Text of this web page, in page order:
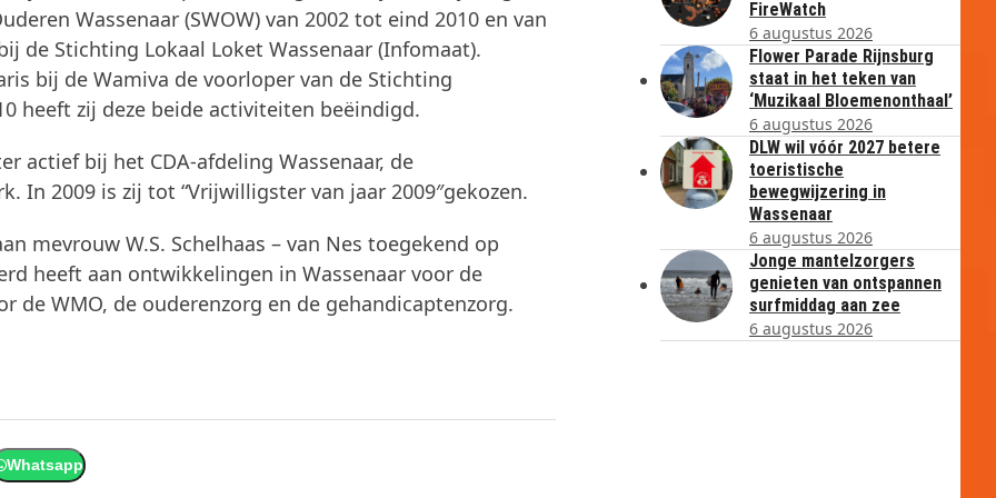
Wassenaar (SWOW) van 2002 tot eind 2010 en van
de Stichting Lokaal Loket Wassenaar (Infomaat).
bij de Wamiva de voorloper van de Stichting
heeft zij deze beide activiteiten beëindigd.
actief bij het CDA-afdeling Wassenaar, de
In 2009 is zij tot “Vrijwilligster van jaar 2009″gekozen.
mevrouw W.S. Schelhaas – van Nes toegekend op
heeft aan ontwikkelingen in Wassenaar voor de
de WMO, de ouderenzorg en de gehandicaptenzorg.
Whatsapp
FireWatch
6 augustus 2026
Flower Parade Rijnsburg
staat in het teken van
‘Muzikaal Bloemenonthaal’
6 augustus 2026
DLW wil vóór 2027 betere
toeristische
bewegwijzering in
Wassenaar
6 augustus 2026
Jonge mantelzorgers
genieten van ontspannen
surfmiddag aan zee
6 augustus 2026